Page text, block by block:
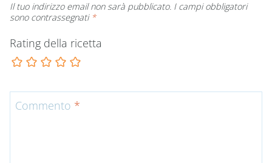
Il tuo indirizzo email non sarà pubblicato. I campi obbligatori
sono contrassegnati *
Rating della ricetta
Commento *